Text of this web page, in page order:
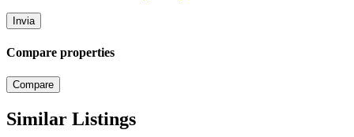
Compare properties
Compare
Similar Listings